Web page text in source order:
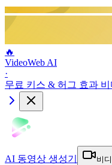
🔥
VideoWeb AI
·
무료 키스 & 허그 효과
AI 동영상 생성기 비